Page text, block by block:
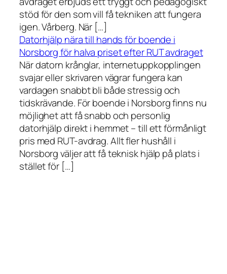
stöd för den som vill få tekniken att fungera
igen. Vårberg. När […]
Datorhjälp nära till hands för boende i
Norsborg för halva priset efter RUT avdraget
När datorn krånglar, internetuppkopplingen
svajar eller skrivaren vägrar fungera kan
vardagen snabbt bli både stressig och
tidskrävande. För boende i Norsborg finns nu
möjlighet att få snabb och personlig
datorhjälp direkt i hemmet – till ett förmånligt
pris med RUT-avdrag. Allt fler hushåll i
Norsborg väljer att få teknisk hjälp på plats i
stället för […]